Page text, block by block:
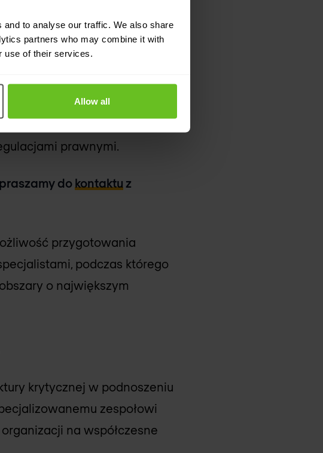
to analyse our traffic. We also share
partners who may combine it with
use of their services.
Allow all
prawnymi.
do kontaktu z
przygotowania
podczas którego
o największym
krytycznej w podnoszeniu
zespołowi
na współczesne